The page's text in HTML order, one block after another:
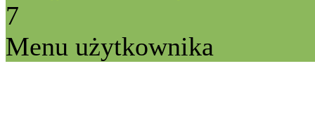
7
Menu użytkownika